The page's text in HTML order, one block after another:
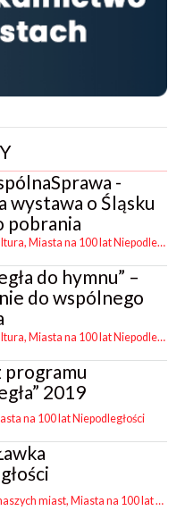
-
wystawa o Śląsku
pobrania
Miasta na 100 lat Niepodległości
do hymnu” –
do wspólnego
Miasta na 100 lat Niepodległości
programu
2019
na 100 lat Niepodległości
miast Miasta na 100 lat Niepodległości